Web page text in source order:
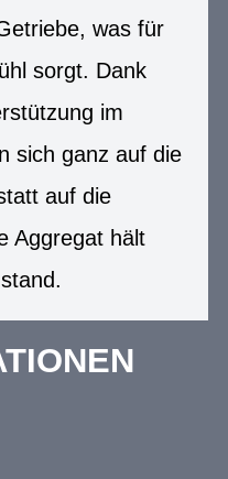
was für
sorgt. Dank
im
sich ganz auf die
auf die
Aggregat hält